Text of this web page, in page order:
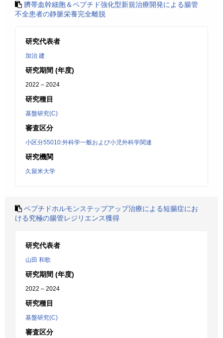
臍帯血幹細胞＆ペプチド強化型新規治療開発による腸管
不全患者の静脈栄養完全離脱
研究代表者
加治 建
研究期間 (年度)
2022 – 2024
研究種目
基盤研究(C)
審査区分
小区分55010:外科学一般および小児外科学関連
研究機関
久留米大学
ペプチドホルモンステップアップ治療による短腸症にお
ける究極の腸管レジリエンス獲得
研究代表者
山田 和歌
研究期間 (年度)
2022 – 2024
研究種目
基盤研究(C)
審査区分